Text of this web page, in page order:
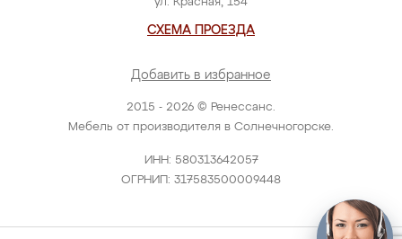
2015 - 2026 © Ренессанс.
Мебель от производителя в Солнечногорске.
ИНН: 580313642057
ОГРНИП: 317583500009448
СХЕМА ПРОЕЗДА
Добавить в избранное